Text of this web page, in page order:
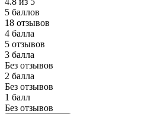
5 баллов
18 отзывов
4 балла
5 отзывов
3 балла
Без отзывов
2 балла
Без отзывов
1 балл
Без отзывов